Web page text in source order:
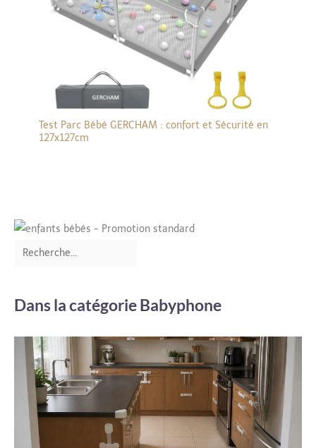
D’une simple pression,
aidez votre bébé à
s’endormir en douceur,
sans appareil externe. Les
mélodies familières le
réconfortent
naturellement lorsqu’il est
agité, et vous offrent à
vous aussi un moment de
répit bienvenu [Service
attentif]Boifun existe
en semaine
Test Parc Bébé GERCHAM : confort et Sécurité en
127x127cm
Dans la catégorie Babyphone